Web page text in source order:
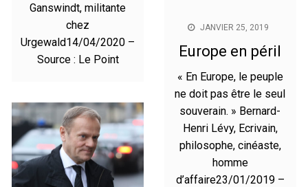
Ganswindt, militante
chez
Urgewald14/04/2020 –
Source : Le Point
JANVIER 25, 2019
Europe en péril
« En Europe, le peuple
ne doit pas être le seul
souverain. » Bernard-
Henri Lévy, Ecrivain,
philosophe, cinéaste,
homme
d’affaire23/01/2019 –